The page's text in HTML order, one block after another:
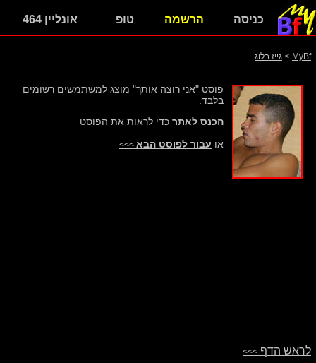
כניסה הרשמה טופ אונליין 464
MyBf
> גייז בלוג
פוסט "אני רוצה אותך" מוצג למשתמשים רשומים
בלבד.
הכנס לאתר כדי לראות את הפוסט
או עבור לפוסט הבא >>>
לראש הדף >>>